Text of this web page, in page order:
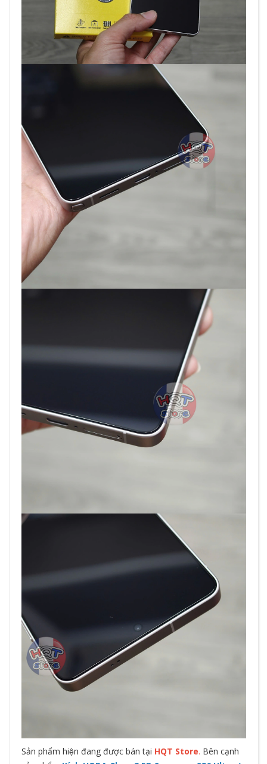
Sản phẩm hiện đang được bán tại HQT Store. Bên cạnh